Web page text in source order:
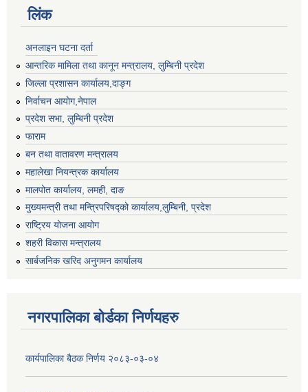
लिंक
अनलाइन घटना दर्ता
आन्तरिक मामिला तथा कानून मन्त्रालय, लुम्बिनी प्रदेश
जिल्ला प्रशासन कार्यालय,दाङ्ग
निर्वाचन आयाेग,नेपाल
प्रदेश सभा, लुम्बिनी प्रदेश
फाराम
बन तथा वातावरण मन्त्रालय
महालेखा नियन्त्रक कार्यालय
मालपोत कार्यालय, लमही, दाङ
मुख्यमन्त्री तथा मन्त्रिपरिषद्को कार्यालय,लुम्बिनी, प्रदेश
राष्ट्रिय योजना आयोग
शहरी विकास मन्त्रालय
सार्बजनिक खरिद अनुगमन कार्यालय
नगरपालिका बोर्डका निर्णयहरु
कार्यपालिका बैठक निर्णय २०८३-०३-०४